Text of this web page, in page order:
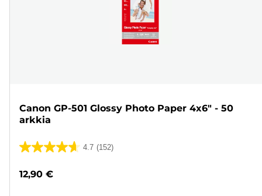
Canon GP-501 Glossy Photo Paper 4x6" - 50
arkkia
4.7 (152)
4.7/5
152
12,90 €